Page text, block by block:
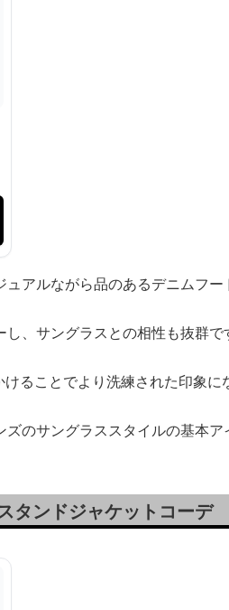
アルながら品のあるデニムフー
、サングラスとの相性も抜群で
ることでより洗練された印象に
のサングラススタイルの基本ア
タンドジャケットコーデ